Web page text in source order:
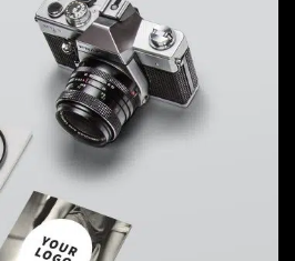
black straw